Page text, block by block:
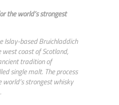
the world’s strongest
Islay-based Bruichladdich
west coast of Scotland,
tradition of
single malt. The process
world’s strongest whisky